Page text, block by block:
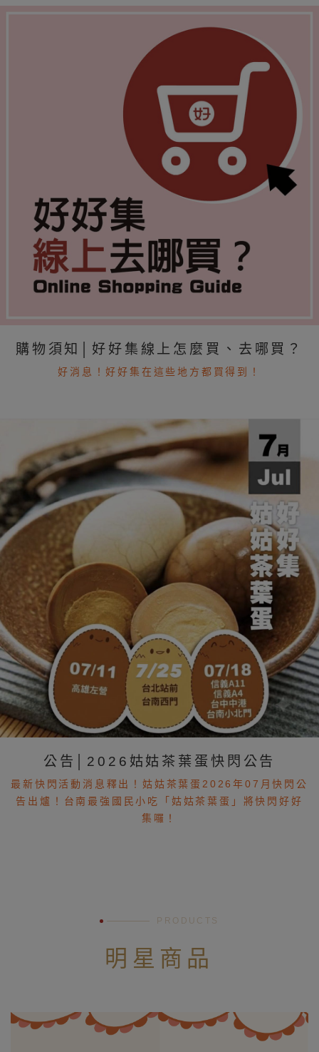
購物須知│好好集線上怎麼買、去哪買？
好消息！好好集在這些地方都買得到！
公告│2026姑姑茶葉蛋快閃公告
最新快閃活動消息釋出！姑姑茶葉蛋2026年07月快閃公
告出爐！台南最強國民小吃「姑姑茶葉蛋」將快閃好好
集囉！
PRODUCTS
明星商品